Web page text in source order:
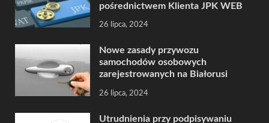
pośrednictwem Klienta JPK WEB
26 lipca, 2024
Nowe zasady przywozu
samochodów osobowych
zarejestrowanych na Białorusi
26 lipca, 2024
Utrudnienia przy podpisywaniu